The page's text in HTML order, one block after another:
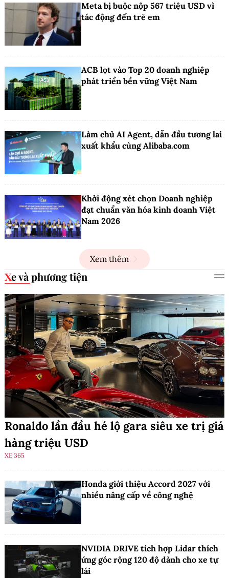
Meta bị buộc nộp 567 triệu USD vì
tác động đến trẻ em
ACB lọt vào Top 20 doanh nghiệp
phát triển bền vững Việt Nam
Làm chủ AI Agent, dẫn đầu tương lai
xuất khẩu cùng Alibaba.com
Khởi động xét chọn Doanh nghiệp
đạt chuẩn văn hóa kinh doanh Việt
Nam 2026
Xem thêm
Xe và phương tiện
Ronaldo lần đầu hé lộ gara siêu xe trị giá
hàng triệu USD
XE 365
Honda giới thiệu Accord 2027 với
nhiều nâng cấp về công nghệ
NVIDIA DRIVE tích hợp Lidar thích
ứng góc rộng 120 độ dành cho xe tự
lái